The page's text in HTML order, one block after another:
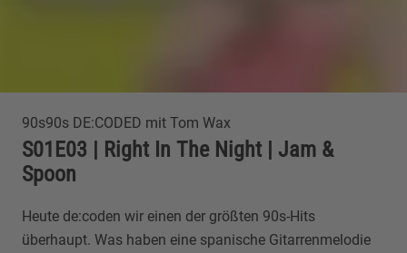
90s90s DE:CODED mit Tom Wax
S01E03 | Right In The Night | Jam &
Spoon
Heute de:coden wir einen der größten 90s-Hits
überhaupt. Was haben eine spanische Gitarrenmelodie